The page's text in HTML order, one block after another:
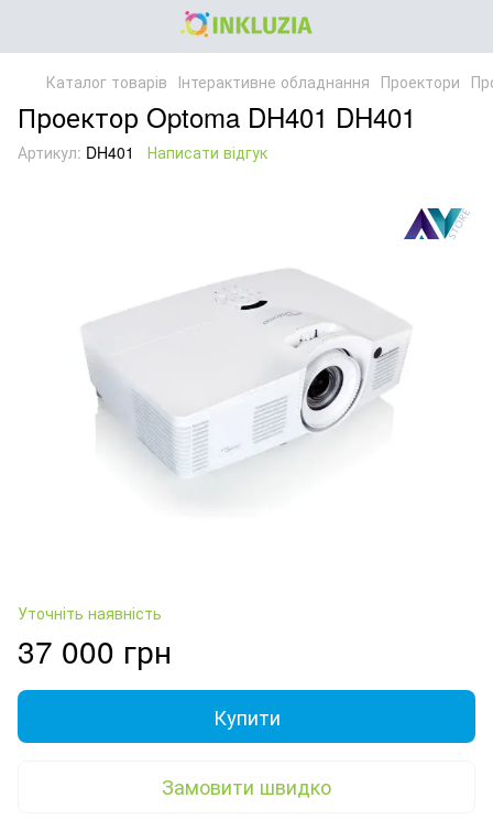
Каталог товарів Інтерактивне обладнання Проектори
Проектор Optoma DH401 DH401
Артикул: DH401 Написати відгук
Уточніть наявність
37 000 грн
Купити
Замовити швидко